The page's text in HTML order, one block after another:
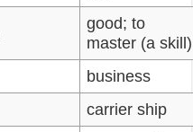
good; to
master (a skill)
business
carrier ship